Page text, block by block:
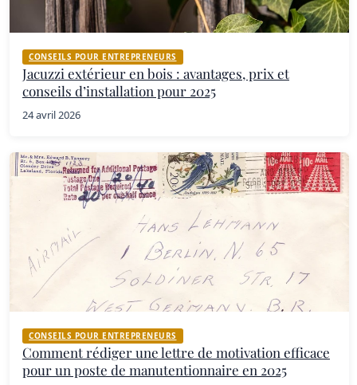
CONSEILS POUR ENTREPRENEURS
Jacuzzi extérieur en bois : avantages, prix et
conseils d’installation pour 2025
24 avril 2026
CONSEILS POUR ENTREPRENEURS
Comment rédiger une lettre de motivation efficace
pour un poste de manutentionnaire en 2025